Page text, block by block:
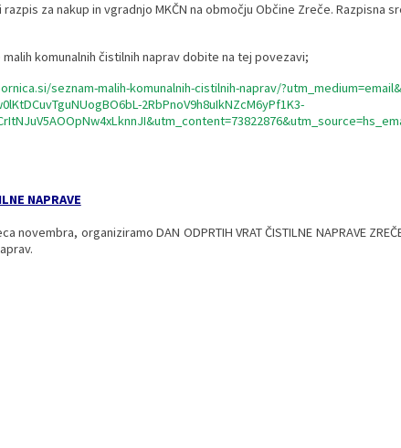
za nakup in vgradnjo MKČN na območju Občine Zreče. Razpisna
komunalnih čistilnih naprav dobite na tej povezavi;
seznam-malih-komunalnih-cistilnih-naprav/
2RbPnoV9h8uIkNZcM6yPf1K3-
NAPRAVE
novembra, organiziramo DAN ODPRTIH VRAT ČISTILNE NAPRAVE